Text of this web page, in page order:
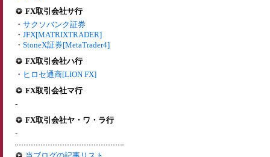
FX取引会社サ行
・ サクソバンク証券
・ JFX[MATRIXTRADER]
・ StoneX証券[MetaTrader4]
FX取引会社ハ行
・ ヒロセ通商[LION FX]
FX取引会社マ行
-
FX取引会社ヤ・ワ・ラ行
-